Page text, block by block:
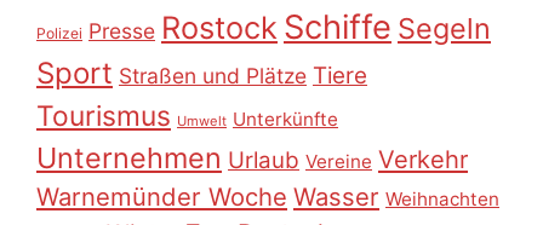
Polizei Presse Rostock Schiffe Segeln
Sport Straßen und Plätze Tiere
Tourismus Umwelt Unterkünfte
Unternehmen Urlaub Vereine Verkehr
Warnemünder Woche Wasser Weihnachten